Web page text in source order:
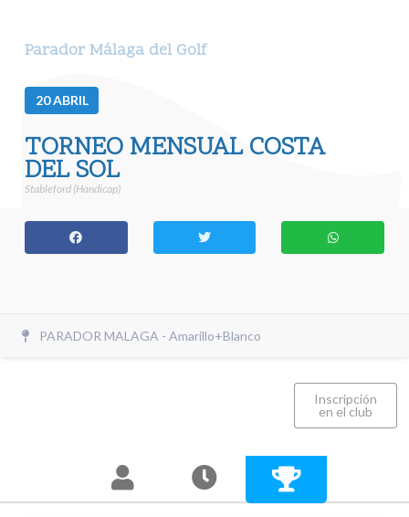
Parador Málaga del Golf
20ABRIL
TORNEO MENSUAL COSTA
DEL SOL
Stableford (Handicap)
PARADOR MALAGA - Amarillo+Blanco
Inscripción
en el club